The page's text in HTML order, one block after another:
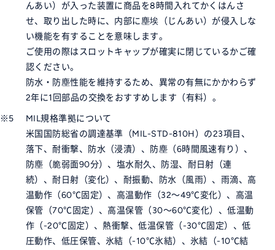
んあい）が入った装置に商品を8時間入れてかくはんさ
せ、取り出した時に、内部に塵埃（じんあい）が侵入しな
い機能を有することを意味します。
ご使用の際はスロットキャップが確実に閉じているかご確
認ください。
防水・防塵性能を維持するため、異常の有無にかかわらず
2年に1回部品の交換をおすすめします（有料）。
※5
MIL規格準拠について
米国国防総省の調達基準（MIL-STD-810H）の23項目、
落下、耐衝撃、防水（浸漬）、防塵（6時間風速有り）、
防塵（脆弱面90分）、塩水耐久、防湿、耐日射（連
続）、耐日射（変化）、耐振動、防水（風雨）、雨滴、高
温動作（60℃固定）、高温動作（32～49℃変化）、高温
保管（70℃固定）、高温保管（30～60℃変化）、低温動
作（-20℃固定）、熱衝撃、低温保管（-30℃固定）、低
圧動作、低圧保管、氷結（-10℃氷結）、氷結（-10℃結